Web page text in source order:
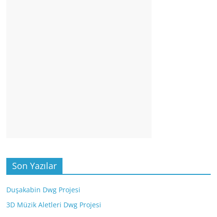
Son Yazılar
Duşakabin Dwg Projesi
3D Müzik Aletleri Dwg Projesi